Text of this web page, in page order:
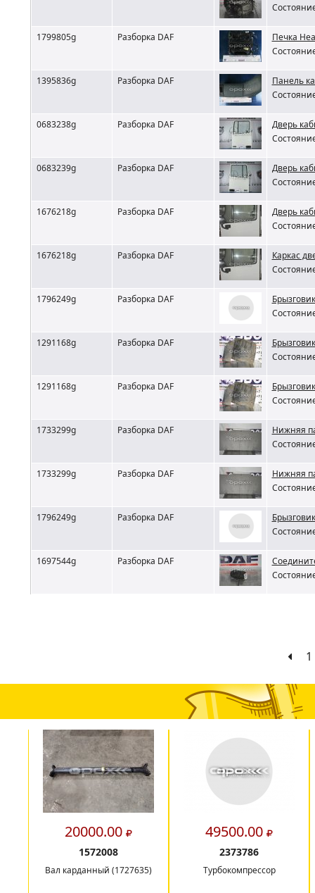
1799805g Разборка DAF
Печка
1395836g Разборка DAF
Панель
0683238g Разборка DAF
Дверь
0683239g Разборка DAF
Дверь
1676218g Разборка DAF
Дверь
1676218g Разборка DAF
Каркас
1796249g Разборка DAF
1291168g Разборка DAF
1291168g Разборка DAF
1733299g Разборка DAF
Нижняя
1733299g Разборка DAF
Нижняя
1796249g Разборка DAF
1697544g Разборка DAF
1
20000.00
1572008
Вал карданный (1727635)
49500.00
2373786
Турбокомпрессор